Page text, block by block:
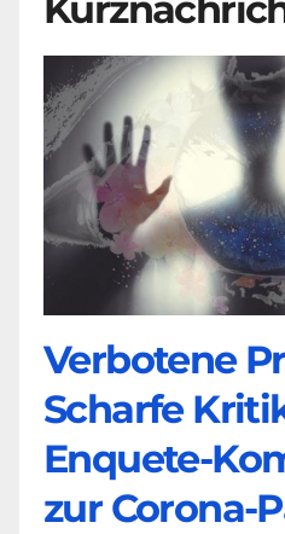
Verbotene
Scharfe
Enquete-
zur Corona-